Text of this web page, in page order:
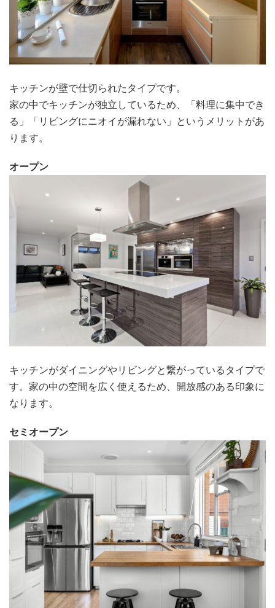
キッチンが壁で仕切られたタイプです。
家の中でキッチンが独立しているため、「料理に集中でき
る」「リビングにニオイが漏れない」というメリットがあ
ります。
オープン
キッチンがダイニングやリビングと繋がっているタイプで
す。家の中の空間を広く使えるため、開放感のある印象に
なります。
セミオープン